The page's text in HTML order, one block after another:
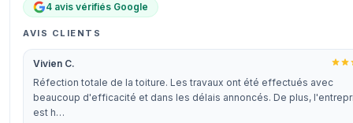
4 avis vérifiés Google
AVIS CLIENTS
Vivien C.
Réfection totale de la toiture. Les travaux ont été effectués avec
beaucoup d'efficacité et dans les délais annoncés. De plus,
est h…